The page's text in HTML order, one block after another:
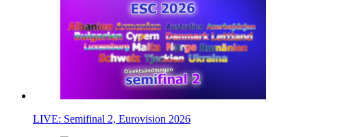
LIVE: Semifinal 2, Eurovision 2026